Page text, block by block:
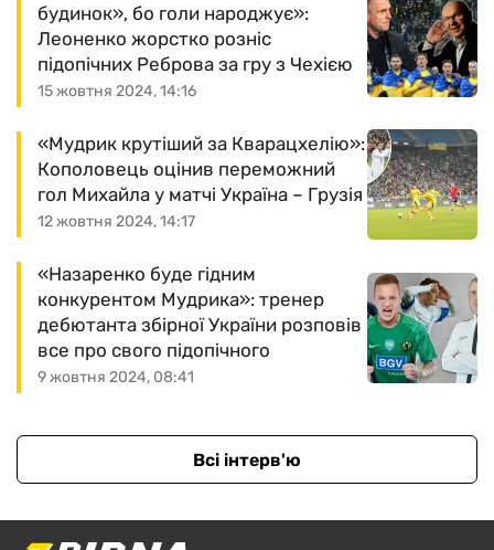
15 жовтня 2024, 14:16
будинок», бо голи народжує»:
Леоненко жорстко розніс
підопічних Реброва за гру з Чехією
12 жовтня 2024, 14:17
«Мудрик крутіший за Кварацхелію»:
Кополовець оцінив переможний
гол Михайла у матчі Україна – Грузія
9 жовтня 2024, 08:41
«Назаренко буде гідним
конкурентом Мудрика»: тренер
дебютанта збірної України розповів
все про свого підопічного
Всі інтерв'ю